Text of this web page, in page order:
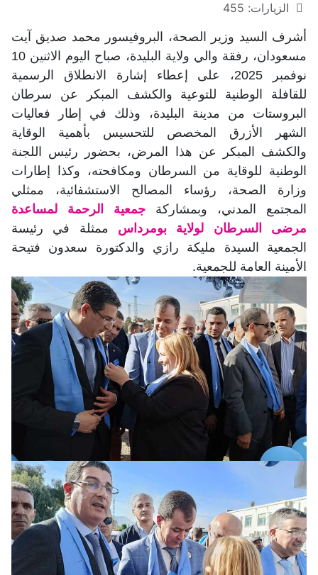
الزيارات: 455
أشرف السيد وزير الصحة، البروفيسور محمد صديق آيت
مسعودان، رفقة والي ولاية البليدة، صباح اليوم الاثنين 10
نوفمبر 2025، على إعطاء إشارة الانطلاق الرسمية
للقافلة الوطنية للتوعية والكشف المبكر عن سرطان
البروستات من مدينة البليدة، وذلك في إطار فعاليات
الشهر الأزرق المخصص للتحسيس بأهمية الوقاية
والكشف المبكر عن هذا المرض، بحضور رئيس اللجنة
الوطنية للوقاية من السرطان ومكافحته، وكذا إطارات
وزارة الصحة، رؤساء المصالح الاستشفائية، ممثلي
المجتمع المدني، وبمشاركة جمعية الرحمة لمساعدة
مرضى السرطان لولاية بومرداس ممثلة في رئيسة
الجمعية السيدة مليكة رازي والدكتورة سعدون فتيحة
الأمينة العامة للجمعية.